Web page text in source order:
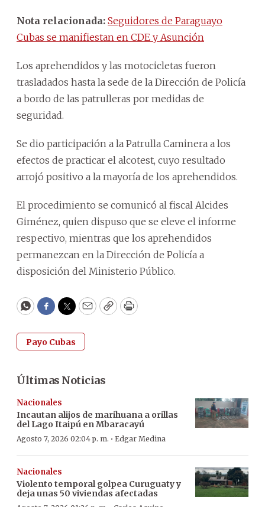
Nota relacionada: Seguidores de Paraguayo
Cubas se manifiestan en CDE y Asunción
Los aprehendidos y las motocicletas fueron
trasladados hasta la sede de la Dirección de Policía
a bordo de las patrulleras por medidas de
seguridad.
Se dio participación a la Patrulla Caminera a los
efectos de practicar el alcotest, cuyo resultado
arrojó positivo a la mayoría de los aprehendidos.
El procedimiento se comunicó al fiscal Alcides
Giménez, quien dispuso que se eleve el informe
respectivo, mientras que los aprehendidos
permanezcan en la Dirección de Policía a
disposición del Ministerio Público.
WhatsApp
Facebook
Twitter
EmailCopyPrint
Payo Cubas
Últimas Noticias
Nacionales
Incautan alijos de marihuana a orillas
del Lago Itaipú en Mbaracayú
Agosto 7, 2026 02:04 p. m. · Edgar Medina
Nacionales
Violento temporal golpea Curuguaty y
deja unas 50 viviendas afectadas